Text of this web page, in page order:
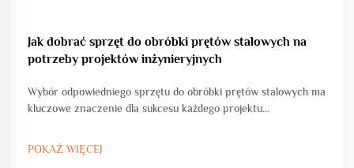
Jak dobrać sprzęt do obróbki prętów stalowych na
potrzeby projektów inżynieryjnych
Wybór odpowiedniego sprzętu do obróbki prętów stalowych ma
kluczowe znaczenie dla sukcesu każdego projektu
komercyjną, rozwojem infrastruktury czy produkcją
przemysłową. Wybór sprzętu bezpośrednio wpływa...
POKAŻ WIĘCEJ